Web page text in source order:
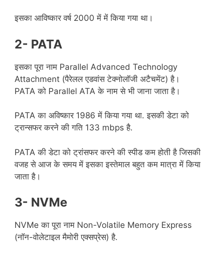
इसका आविष्कार वर्ष 2000 में में किया गया था।
2- PATA
इसका पूरा नाम Parallel Advanced Technology
Attachment (पैरेलल एडवांस टेक्नोलॉजी अटैचमेंट) है।
PATA को Parallel ATA के नाम से भी जाना जाता है।
PATA का अविष्कार 1986 में किया गया था. इसकी डेटा को
ट्रान्सफर करने की गति 133 mbps है.
PATA की डेटा को ट्रांसफर करने की स्पीड कम होती है जिसकी
वजह से आज के समय में इसका इस्तेमाल बहुत कम मात्रा में किया
जाता है।
3- NVMe
NVMe का पूरा नाम Non-Volatile Memory Express
(नॉन-वोलेटाइल मैमोरी एक्सप्रेस) है.